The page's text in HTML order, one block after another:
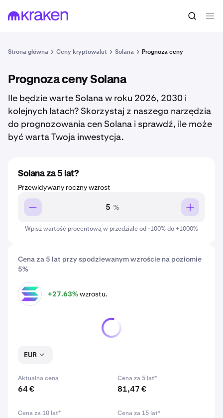
Strona główna Ceny kryptowalut Solana Prognoza ceny
Prognoza ceny Solana
Ile będzie warte Solana w roku 2026, 2030 i
kolejnych latach? Skorzystaj z naszego narzędzia
do prognozowania cen Solana i sprawdź, ile może
być warta Twoja inwestycja.
Cena za 5 lat przy spodziewanym wzroście na poziomie
5%
SOL +27.63%wzrostu.
EUR
Aktualna cena
64 €
Cena za 5 lat*
81,47 €
Cena za 10 lat* Cena za 15 lat*
Solana za 5 lat?
Przewidywany roczny wzrost
%
Wpisz wartość procentową w przedziale od -100% do +1000%